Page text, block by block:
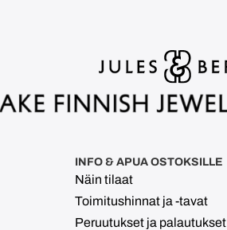
INFO & APUA OSTOKSILLE
Näin tilaat
Toimitushinnat ja -tavat
Peruutukset ja palautukset